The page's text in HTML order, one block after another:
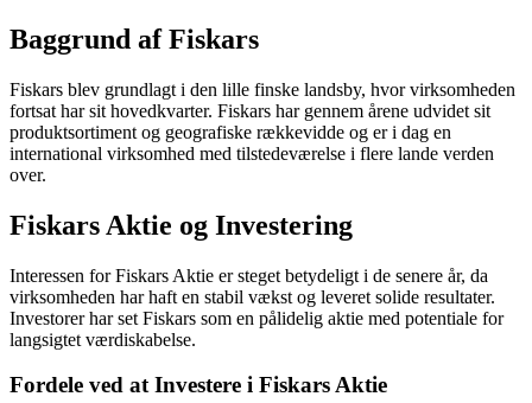
Baggrund af Fiskars
Fiskars blev grundlagt i den lille finske landsby, hvor virksomheden
fortsat har sit hovedkvarter. Fiskars har gennem årene udvidet sit
produktsortiment og geografiske rækkevidde og er i dag en
international virksomhed med tilstedeværelse i flere lande verden
over.
Fiskars Aktie og Investering
Interessen for Fiskars Aktie er steget betydeligt i de senere år, da
virksomheden har haft en stabil vækst og leveret solide resultater.
Investorer har set Fiskars som en pålidelig aktie med potentiale for
langsigtet værdiskabelse.
Fordele ved at Investere i Fiskars Aktie